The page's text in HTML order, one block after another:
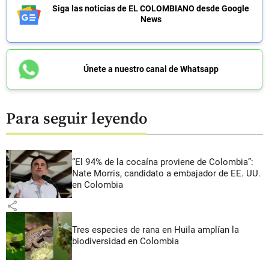
Siga las noticias de EL COLOMBIANO desde Google
News
Únete a nuestro canal de Whatsapp
Para seguir leyendo
“El 94% de la cocaína proviene de Colombia”:
Nate Morris, candidato a embajador de EE. UU.
en Colombia
share
Tres especies de rana en Huila amplían la
biodiversidad en Colombia